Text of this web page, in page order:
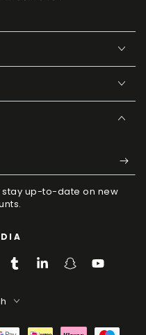
up-to-date on new
TumblrLinkedInSnapchatYouTube